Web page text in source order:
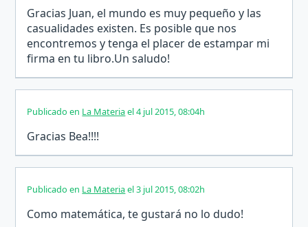
Gracias Juan, el mundo es muy pequeño y las
casualidades existen. Es posible que nos
encontremos y tenga el placer de estampar mi
firma en tu libro.Un saludo!
Publicado en La Materiael 4 jul 2015, 08:04h
Gracias Bea!!!!
Publicado en La Materiael 3 jul 2015, 08:02h
Como matemática, te gustará no lo dudo!